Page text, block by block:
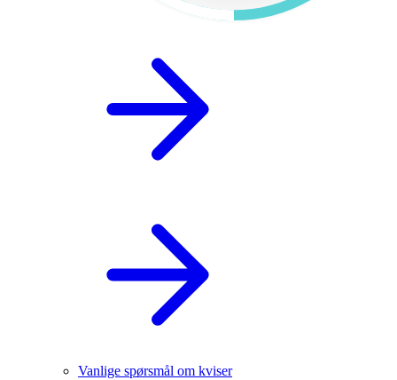
Vanlige spørsmål om kviser